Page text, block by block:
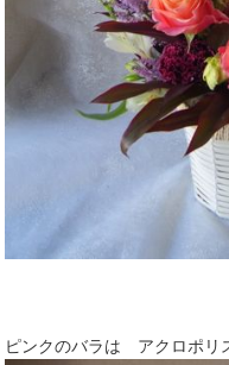
ピンクのバラは アクロポリ